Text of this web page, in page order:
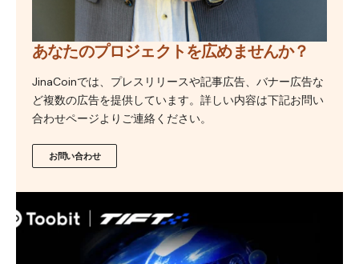
あなたのプロジェクトを広めませんか？
JinaCoinでは、プレスリリースや記事広告、バナー広告な
ど複数の広告を提供しています。詳しい内容は下記お問い
合わせページよりご連絡ください。
お問い合わせ